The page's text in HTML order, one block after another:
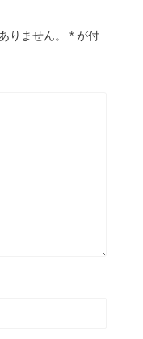
りません。 * が付